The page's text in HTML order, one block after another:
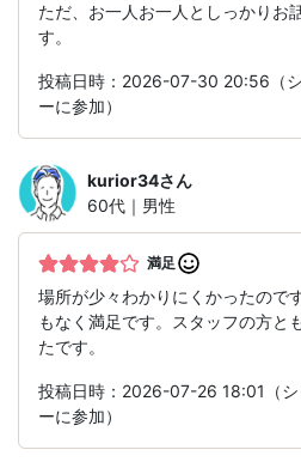
ただ、お一人お一人としっかりお
す。
投稿日時：2026-07-30 20:56（
ーに参加）
kurior34さん
60代｜男性
満足
場所が少々わかりにくかったので
もなく満足です。スタッフの方と
たです。
投稿日時：2026-07-26 18:01（シ
ーに参加）